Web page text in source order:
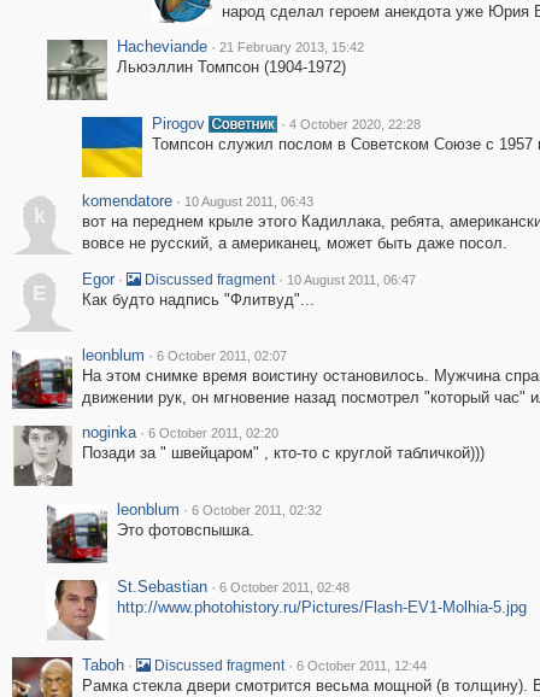
народ сделал героем анекдота уже Юрия
Hacheviande · 21 February 2013, 15:42
Льюэллин Томпсон (1904-1972)
Pirogov · 4 October 2020, 22:28
Томпсон служил послом в Советском Союзе с 1957
k
komendatore · 10 August 2011, 06:43
вот на переднем крыле этого Кадиллака, ребята,
вовсе не русский, а американец, может быть даже посол.
E
Egor · Discussed fragment · 10 August 2011, 06:47
Как будто надпись "Флитвуд"...
leonblum · 6 October 2011, 02:07
На этом снимке время воистину остановилось. Мужчина
движении рук, он мгновение назад посмотрел "который час"
noginka · 6 October 2011, 02:20
Позади за " швейцаром" , кто-то с круглой табличкой)))
leonblum · 6 October 2011, 02:32
Это фотовспышка.
St.Sebastian · 6 October 2011, 02:48
http://www.photohistory.ru/Pictures/Flash-EV1-Molhia-5.jpg
Taboh · Discussed fragment · 6 October 2011, 12:44
Рамка стекла двери смотрится весьма мощной (в толщину).